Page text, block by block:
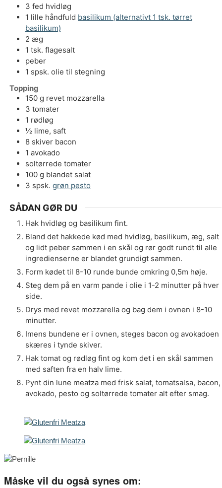
3 fed hvidløg
1 lille håndfuld basilikum (alternativt 1 tsk. tørret
basilikum)
2 æg
1 tsk. flagesalt
peber
1 spsk. olie til stegning
Topping
150 g revet mozzarella
3 tomater
1 rødløg
½ lime, saft
8 skiver bacon
1 avokado
soltørrede tomater
100 g blandet salat
3 spsk. grøn pesto
SÅDAN GØR DU
Hak hvidløg og basilikum fint.
Bland det hakkede kød med hvidløg, basilikum, æg, salt
og lidt peber sammen i en skål og rør godt rundt til alle
ingredienserne er blandet grundigt sammen.
Form kødet til 8-10 runde bunde omkring 0,5m høje.
Steg dem på en varm pande i olie i 1-2 minutter på hver
side.
Drys med revet mozzarella og bag dem i ovnen i 8-10
minutter.
Imens bundene er i ovnen, steges bacon og avokadoen
skæres i tynde skiver.
Hak tomat og rødløg fint og kom det i en skål sammen
med saften fra en halv lime.
Pynt din lune meatza med frisk salat, tomatsalsa, bacon,
avokado, pesto og soltørrede tomater alt efter smag.
Måske vil du også synes om: